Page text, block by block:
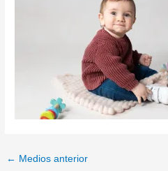
← Medios anterior